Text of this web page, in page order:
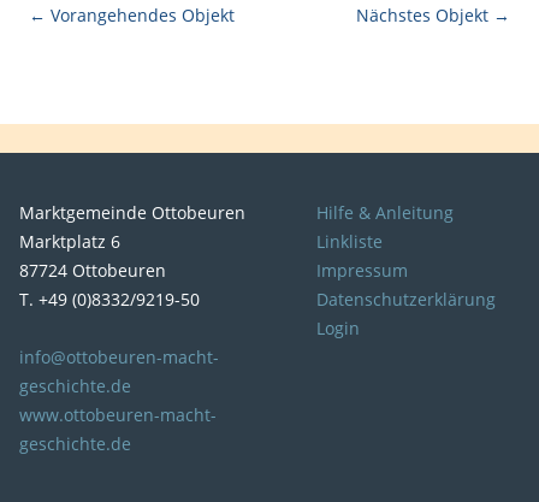
← Vorangehendes Objekt Nächstes Objekt →
Marktgemeinde Ottobeuren
Marktplatz 6
87724 Ottobeuren
T. +49 (0)8332/9219-50
info@ottobeuren-macht-
geschichte.de
www.ottobeuren-macht-
geschichte.de
Hilfe & Anleitung
Linkliste
Impressum
Datenschutzerklärung
Login